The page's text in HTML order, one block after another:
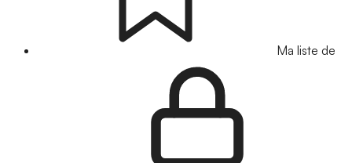
Ma liste de